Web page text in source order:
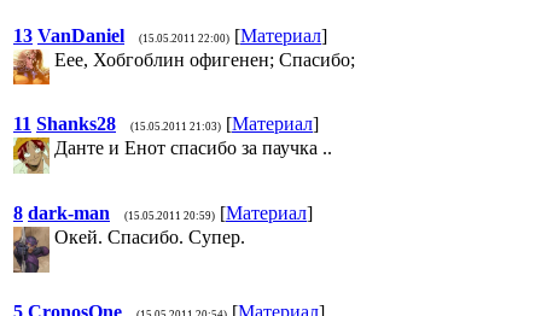
13 VanDaniel (15.05.2011 22:00) [Материал]
Еее, Хобгоблин офигенен; Спасибо;
11 Shanks28 (15.05.2011 21:03) [Материал]
Данте и Енот спасибо за паучка ..
8 dark-man (15.05.2011 20:59) [Материал]
Окей. Спасибо. Супер.
5 CronosOne [Материал]